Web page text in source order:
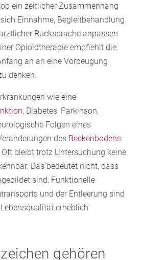
ein zeitlicher Zusammenhang
Einnahme, Begleitbehandlung
Rücksprache anpassen
Opioidtherapie empfiehlt die
an an eine Vorbeugung
denken.
wie eine
, Diabetes, Parkinson,
Folgen eines
des Beckenbodens
bleibt trotz Untersuchung keine
Das bedeutet nicht, dass
sind: Funktionelle
und der Entleerung sind
erheblich
gehören